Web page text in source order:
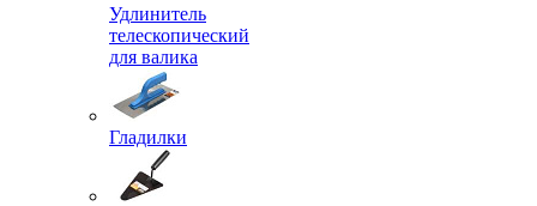
Удлинитель
телескопический
для валика
Гладилки